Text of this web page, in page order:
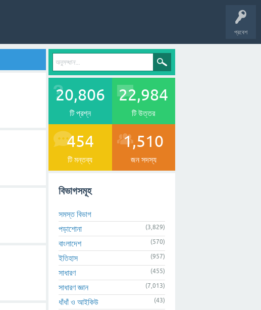
প্রবেশ
20,806
টি প্রশ্ন
22,984
টি উত্তর
454
টি মন্তব্য
1,510
জন সদস্য
বিভাগসমূহ
সমস্ত বিভাগ
পড়াশোনা
(3,829)
বাংলাদেশ (570)
ইতিহাস (957)
সাধারণ (455)
সাধারণ জ্ঞান (7,013)
ধাঁধাঁ ও আইকিউ (43)